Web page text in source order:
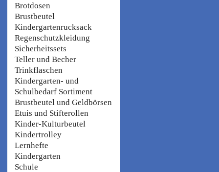
Brotdosen
Brustbeutel
Kindergartenrucksack
Regenschutzkleidung
Sicherheitssets
Teller und Becher
Trinkflaschen
Kindergarten- und
Schulbedarf Sortiment
Brustbeutel und Geldbörsen
Etuis und Stifterollen
Kinder-Kulturbeutel
Kindertrolley
Lernhefte
Kindergarten
Schule